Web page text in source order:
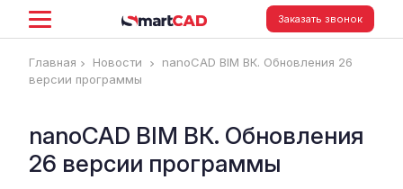
Заказать звонок
Главная Новости
nanoCAD BIM ВК. Обновления 26
версии программы
nanoCAD BIM ВК. Обновления
26 версии программы